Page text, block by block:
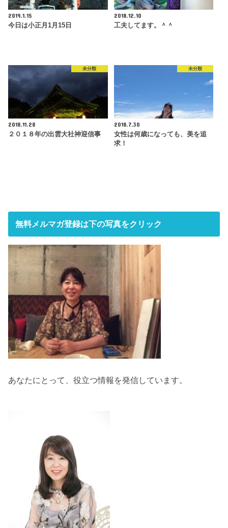
2019.1.15
今日は小正月1月15日
2018.12.10
工夫してます。＾＾
未分類
2018.11.28
２０１８年の出雲大社神迎信事
未分類
2018.7.30
女性は何歳になっても、美を追
求！
無料メルマガ登録は下の写真をクリック
あなたにとって、役立つ情報を発信しています。